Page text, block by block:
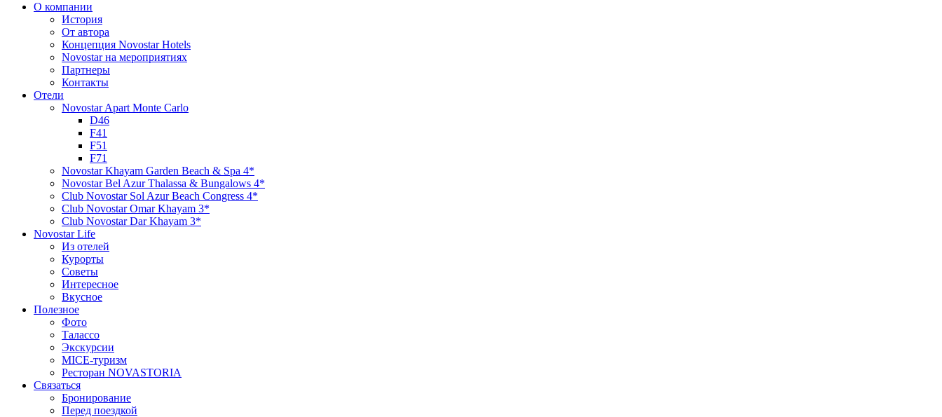
О компании
История
От автора
Концепция Novostar Hotels
Novostar на мероприятиях
Партнеры
Контакты
Отели
Novostar Apart Monte Carlo
D46
F41
F51
F71
Novostar Khayam Garden Beach & Spa 4*
Novostar Bel Azur Thalassa & Bungalows 4*
Club Novostar Sol Azur Beach Congress 4*
Club Novostar Omar Khayam 3*
Club Novostar Dar Khayam 3*
Novostar Life
Из отелей
Курорты
Советы
Интересное
Вкусное
Полезное
Фото
Талассо
Экскурсии
MICE-туризм
Ресторан NOVASTORIA
Связаться
Бронирование
Перед поездкой